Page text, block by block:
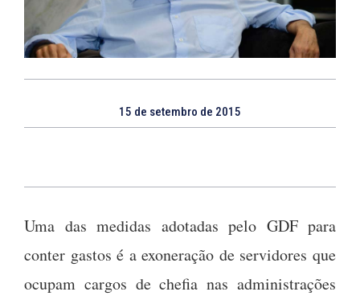
15 de setembro de 2015
Uma das medidas adotadas pelo GDF para
conter gastos é a exoneração de servidores que
ocupam cargos de chefia nas administrações